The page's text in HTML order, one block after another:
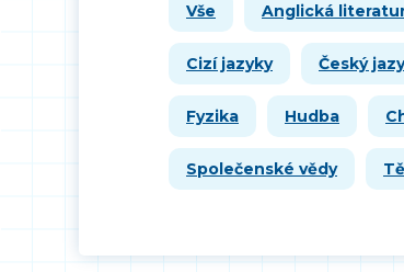
Vše Anglická
Cizí jazyky Český
Fyzika Hudba
Společenské vědy